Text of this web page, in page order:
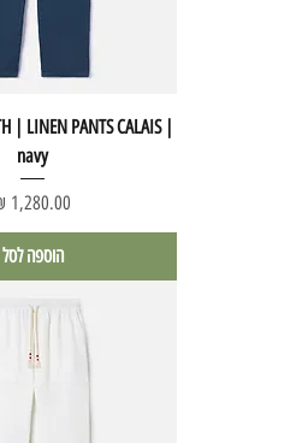
| LINEN PANTS CALAIS |
navy
מחיר
הוספה לסל